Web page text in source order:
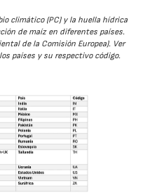
climático (PC) y la huella hídrica
de maíz en diferentes países.
de la Comisión Europea). Ver
países y su respectivo código.